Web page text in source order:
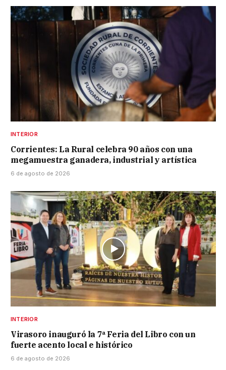
INTERIOR
Corrientes: La Rural celebra 90 años con una
megamuestra ganadera, industrial y artística
6 de agosto de 2026
INTERIOR
Virasoro inauguró la 7ª Feria del Libro con un
fuerte acento local e histórico
6 de agosto de 2026